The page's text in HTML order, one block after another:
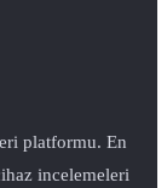
platformu. En
incelemeleri